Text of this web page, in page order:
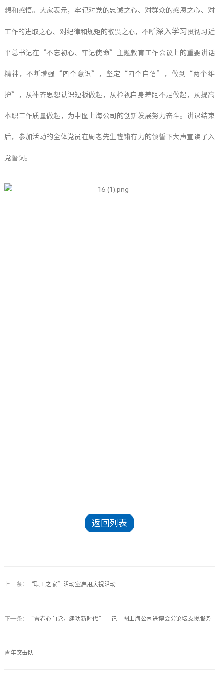
想和感悟。大家表示，牢记对党的忠诚之心、对群众的感恩之心、对
工作的进取之心、对纪律和规矩的敬畏之心，不断深入学习 贯彻习近
平总书记在“不忘初心、牢记使命”主题教育工作会议上的重要讲话
精神，不断增强“四个意识”，坚定“四个自信”，做到“两个维
护”，从补齐思想认识短板做起，从检视自身差距不足做起，从提高
本职工作质量做起，为中图上海公司的创新发展努力奋斗。讲课结束
后，参加活动的全体党员在周老先生铿锵有力的领誓下大声宣读了入
党誓词。
返回列表
上一条： “职工之家”活动室启用庆祝活动
下一条： “青春心向党，建功新时代” ---记中图上海公司进博会分论坛支援服务
青年突击队